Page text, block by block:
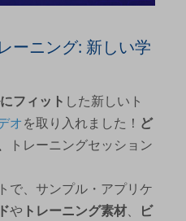
ーニング: 新しい学
フィット した新しいト
オを取り入れました！ ど
トレーニングセッション
で、サンプル・アプリケ
や トレーニング素材、
ビ